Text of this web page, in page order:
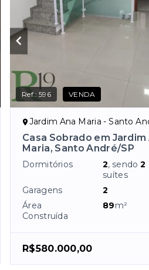
Ref.:596 VENDA
Jardim Ana Maria - Santo
Casa Sobrado em Jardim
Maria, Santo André/SP
Dormitórios 2, sendo2
suítes
Garagens
2
Área
Construída
89m²
R$580.000,00